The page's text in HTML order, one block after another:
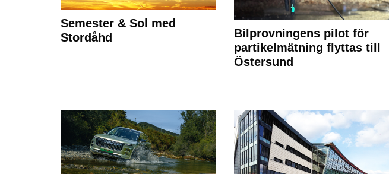
Semester & Sol med
Stordåhd
Bilprovningens pilot för
partikelmätning flyttas till
Östersund